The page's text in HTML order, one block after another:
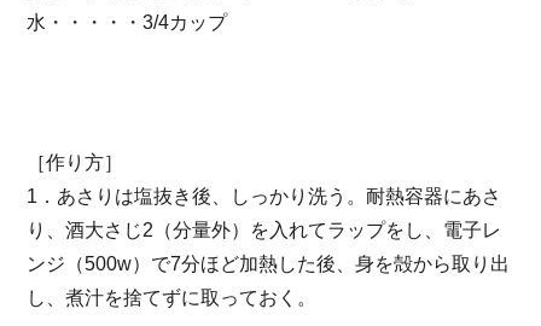
水・・・・・3/4カップ
［作り方］
1．あさりは塩抜き後、しっかり洗う。耐熱容器にあさ
り、酒大さじ2（分量外）を入れてラップをし、電子レ
ンジ（500w）で7分ほど加熱した後、身を殻から取り出
し、煮汁を捨てずに取っておく。